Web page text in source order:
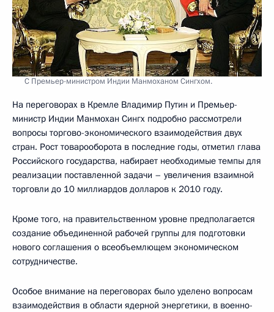
С Премьер-министром Индии Манмоханом Сингхом.
На переговорах в Кремле Владимир Путин и Премьер-
министр Индии Манмохан Сингх подробно рассмотрели
вопросы торгово-экономического взаимодействия двух
стран. Рост товарооборота в последние годы, отметил глава
Российского государства, набирает необходимые темпы для
реализации поставленной задачи – увеличения взаимной
торговли до 10 миллиардов долларов к 2010 году.
Кроме того, на правительственном уровне предполагается
создание объединенной рабочей группы для подготовки
нового соглашения о всеобъемлющем экономическом
сотрудничестве.
Особое внимание на переговорах было уделено вопросам
взаимодействия в области ядерной энергетики, в военно-